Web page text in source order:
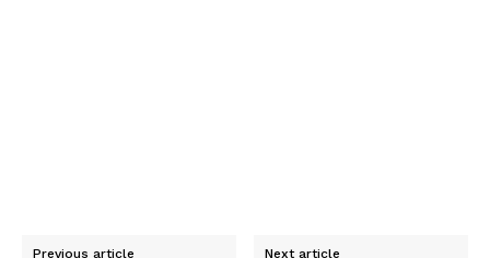
Previous article Next article